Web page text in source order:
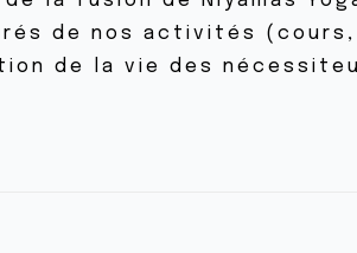
de nos activités
de la vie des